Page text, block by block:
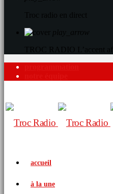
accueil
à la une